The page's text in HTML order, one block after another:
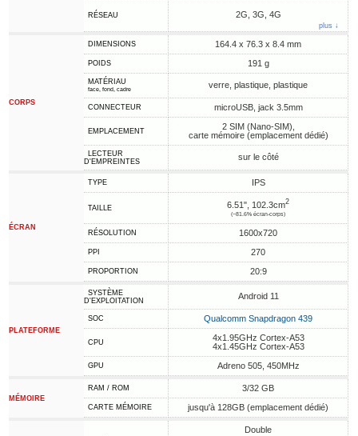
RÉSEAU 2G, 3G, 4G
plus ↓
CORPS
DIMENSIONS 164.4 x 76.3 x 8.4 mm
POIDS 191 g
MATÉRIAU
face, fond, cadre verre, plastique, plastique
CONNECTEUR microUSB, jack 3.5mm
EMPLACEMENT
2 SIM (Nano-SIM),
carte mémoire (emplacement dédié)
LECTEUR
D'EMPREINTES
sur le côté
ÉCRAN
TYPE IPS
TAILLE 6.51", 102.3cm2
(~81.6% écran-corps)
RÉSOLUTION 1600x720
PPI 270
PROPORTION 20:9
PLATEFORME
SYSTÈME
D'EXPLOITATION
Android 11
SOC Qualcomm Snapdragon 439
CPU
4x1.95GHz Cortex-A53
4x1.45GHz Cortex-A53
GPU Adreno 505, 450MHz
MÉMOIRE
RAM / ROM 3/32 GB
CARTE MÉMOIRE jusqu'à 128GB (emplacement dédié)
Double